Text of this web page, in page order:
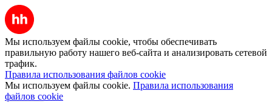
Мы используем файлы cookie, чтобы обеспечивать
правильную работу нашего веб-сайта и анализировать сетевой
трафик.
Правила использования файлов cookie
Мы используем файлы cookie. Правила использования
файлов cookie